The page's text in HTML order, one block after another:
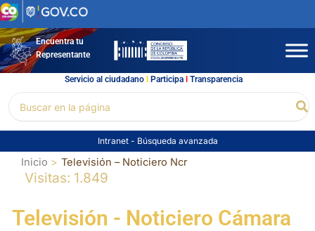
Ir
al
contenidoEncuentra tu
Representante
Servicio al ciudadano l Participal Transparencia
por:
Intranet - Búsqueda avanzada
Inicio Televisión – Noticiero Ncr
Visitas: 1.849
Televisión - Noticiero Cámara